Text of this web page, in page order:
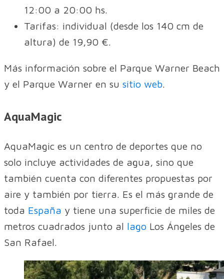
12:00 a 20:00 hs.
Tarifas: individual (desde los 140 cm de
altura) de 19,90 €.
Más información sobre el Parque Warner Beach
y el Parque Warner en su sitio web
AquaMagic
AquaMagic es un centro de deportes que no
solo incluye actividades de agua, sino que
también cuenta con diferentes propuestas por
aire y también por tierra. Es el más grande de
toda España y tiene una superficie de miles de
metros cuadrados junto al lago Los Ángeles de
San Rafael.